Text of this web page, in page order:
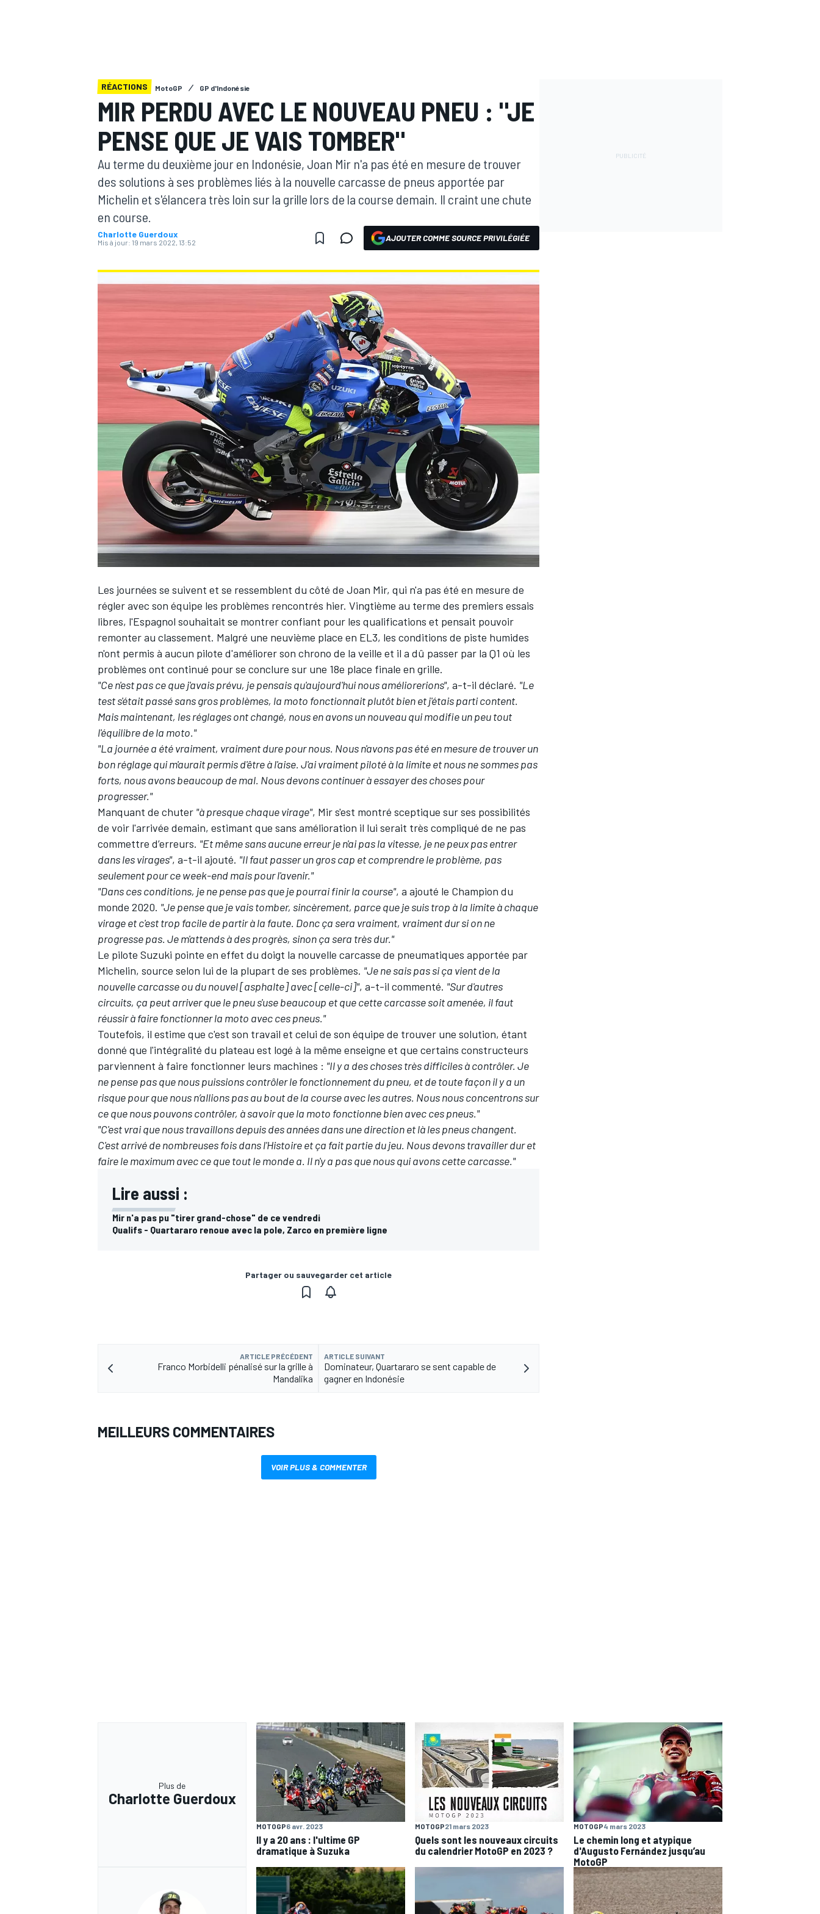
MOTOGP
AUTRES CHAMPIONNATS
RÉACTIONS MotoGP GP d'Indonésie
MIR PERDU AVEC LE NOUVEAU PNEU : "JE
PENSE QUE JE VAIS TOMBER"
Au terme du deuxième jour en Indonésie, Joan Mir n'a pas été en mesure de trouver
des solutions à ses problèmes liés à la nouvelle carcasse de pneus apportée par
Michelin et s'élancera très loin sur la grille lors de la course demain. Il craint une chute
en course.
Charlotte Guerdoux
Mis à jour: 19 mars 2022, 13:52 AJOUTER COMME SOURCE PRIVILÉGIÉE
Les journées se suivent et se ressemblent du côté de Joan Mir, qui n'a pas été en mesure de
régler avec son équipe les problèmes rencontrés hier. Vingtième au terme des premiers essais
libres, l'Espagnol souhaitait se montrer confiant pour les qualifications et pensait pouvoir
remonter au classement. Malgré une neuvième place en EL3, les conditions de piste humides
n'ont permis à aucun pilote d'améliorer son chrono de la veille et il a dû passer par la Q1 où les
problèmes ont continué pour se conclure sur une 18e place finale en grille.
"Ce n'est pas ce que j'avais prévu, je pensais qu'aujourd'hui nous améliorerions", a-t-il déclaré. "Le
test s'était passé sans gros problèmes, la moto fonctionnait plutôt bien et j'étais parti content.
Mais maintenant, les réglages ont changé, nous en avons un nouveau qui modifie un peu tout
l'équilibre de la moto."
"La journée a été vraiment, vraiment dure pour nous. Nous n'avons pas été en mesure de trouver un
bon réglage qui m'aurait permis d'être à l'aise. J'ai vraiment piloté à la limite et nous ne sommes pas
forts, nous avons beaucoup de mal. Nous devons continuer à essayer des choses pour
progresser."
Manquant de chuter "à presque chaque virage", Mir s'est montré sceptique sur ses possibilités
de voir l'arrivée demain, estimant que sans amélioration il lui serait très compliqué de ne pas
commettre d’erreurs. "Et même sans aucune erreur je n'ai pas la vitesse, je ne peux pas entrer
dans les virages", a-t-il ajouté. "Il faut passer un gros cap et comprendre le problème, pas
seulement pour ce week-end mais pour l'avenir."
"Dans ces conditions, je ne pense pas que je pourrai finir la course", a ajouté le Champion du
monde 2020. "Je pense que je vais tomber, sincèrement, parce que je suis trop à la limite à chaque
virage et c'est trop facile de partir à la faute. Donc ça sera vraiment, vraiment dur si on ne
progresse pas. Je m'attends à des progrès, sinon ça sera très dur."
Le pilote Suzuki pointe en effet du doigt la nouvelle carcasse de pneumatiques apportée par
Michelin, source selon lui de la plupart de ses problèmes. "Je ne sais pas si ça vient de la
nouvelle carcasse ou du nouvel [asphalte] avec [celle-ci]", a-t-il commenté. "Sur d'autres
circuits, ça peut arriver que le pneu s'use beaucoup et que cette carcasse soit amenée, il faut
réussir à faire fonctionner la moto avec ces pneus."
Toutefois, il estime que c'est son travail et celui de son équipe de trouver une solution, étant
donné que l'intégralité du plateau est logé à la même enseigne et que certains constructeurs
parviennent à faire fonctionner leurs machines : "Il y a des choses très difficiles à contrôler. Je
ne pense pas que nous puissions contrôler le fonctionnement du pneu, et de toute façon il y a un
risque pour que nous n’allions pas au bout de la course avec les autres. Nous nous concentrons sur
ce que nous pouvons contrôler, à savoir que la moto fonctionne bien avec ces pneus."
"C'est vrai que nous travaillons depuis des années dans une direction et là les pneus changent.
C'est arrivé de nombreuses fois dans l'Histoire et ça fait partie du jeu. Nous devons travailler dur et
faire le maximum avec ce que tout le monde a. Il n'y a pas que nous qui avons cette carcasse."
Lire aussi :
Mir n'a pas pu "tirer grand-chose" de ce vendredi
Qualifs - Quartararo renoue avec la pole, Zarco en première ligne
Partager ou sauvegarder cet article
ARTICLE PRÉCÉDENT
Franco Morbidelli pénalisé sur la grille à
Mandalika
ARTICLE SUIVANT
Dominateur, Quartararo se sent capable de
gagner en Indonésie
MEILLEURS COMMENTAIRES
VOIR PLUS & COMMENTER
Plus de
Charlotte Guerdoux
MOTOGP6 avr. 2023
Il y a 20 ans : l'ultime GP
dramatique à Suzuka
MOTOGP21 mars 2023
Quels sont les nouveaux circuits
du calendrier MotoGP en 2023 ?
MOTOGP4 mars 2023
Le chemin long et atypique
d'Augusto Fernández jusqu’au
MotoGP